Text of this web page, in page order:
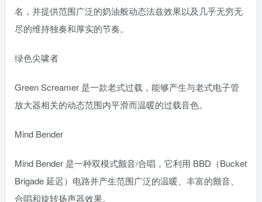
名，并提供范围广泛的奶油般动态法兹效果以及几乎无穷无
尽的维持独奏和厚实的节奏。
绿色尖啸者
Green Screamer 是一款老式过载，能够产生与老式电子管
放大器相关的动态范围内平滑而温暖的过载音色。
Mind Bender
Mind Bender 是一种双模式颤音/合唱，它利用 BBD（Bucket
Brigade 延迟）电路并产生范围广泛的温暖、丰富的颤音、
合唱和旋转扬声器效果。